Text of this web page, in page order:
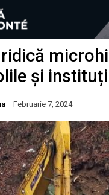
ridică
și
Februarie 7, 2024